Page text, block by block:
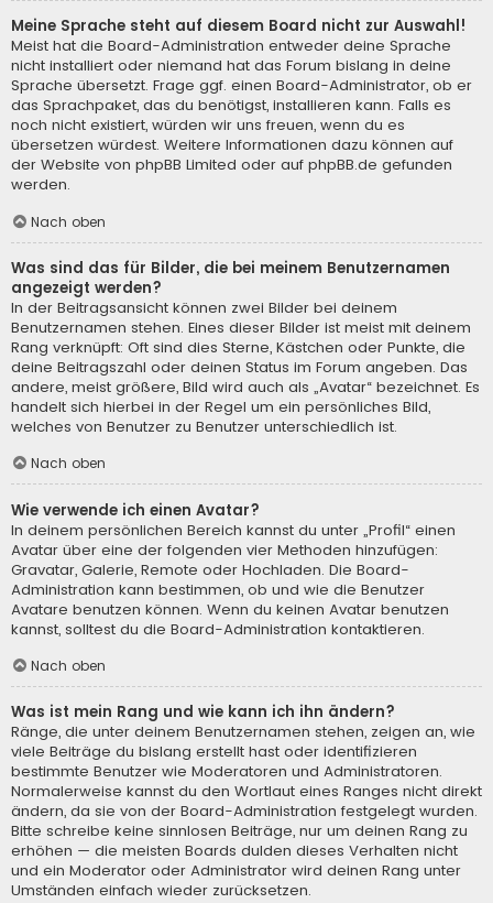
Meine Sprache steht auf diesem Board nicht zur Auswahl!
Meist hat die Board-Administration entweder deine Sprache
nicht installiert oder niemand hat das Forum bislang in deine
Sprache übersetzt. Frage ggf. einen Board-Administrator, ob er
das Sprachpaket, das du benötigst, installieren kann. Falls es
noch nicht existiert, würden wir uns freuen, wenn du es
übersetzen würdest. Weitere Informationen dazu können auf
der Website von phpBB Limited oder auf phpBB.de gefunden
werden.
Nach oben
Was sind das für Bilder, die bei meinem Benutzernamen
angezeigt werden?
In der Beitragsansicht können zwei Bilder bei deinem
Benutzernamen stehen. Eines dieser Bilder ist meist mit deinem
Rang verknüpft: Oft sind dies Sterne, Kästchen oder Punkte, die
deine Beitragszahl oder deinen Status im Forum angeben. Das
andere, meist größere, Bild wird auch als „Avatar“ bezeichnet. Es
handelt sich hierbei in der Regel um ein persönliches Bild,
welches von Benutzer zu Benutzer unterschiedlich ist.
Nach oben
Wie verwende ich einen Avatar?
In deinem persönlichen Bereich kannst du unter „Profil“ einen
Avatar über eine der folgenden vier Methoden hinzufügen:
Gravatar, Galerie, Remote oder Hochladen. Die Board-
Administration kann bestimmen, ob und wie die Benutzer
Avatare benutzen können. Wenn du keinen Avatar benutzen
kannst, solltest du die Board-Administration kontaktieren.
Nach oben
Was ist mein Rang und wie kann ich ihn ändern?
Ränge, die unter deinem Benutzernamen stehen, zeigen an, wie
viele Beiträge du bislang erstellt hast oder identifizieren
bestimmte Benutzer wie Moderatoren und Administratoren.
Normalerweise kannst du den Wortlaut eines Ranges nicht direkt
ändern, da sie von der Board-Administration festgelegt wurden.
Bitte schreibe keine sinnlosen Beiträge, nur um deinen Rang zu
erhöhen — die meisten Boards dulden dieses Verhalten nicht
und ein Moderator oder Administrator wird deinen Rang unter
Umständen einfach wieder zurücksetzen.